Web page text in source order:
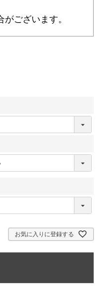
ございます。
お気に入りに登録する